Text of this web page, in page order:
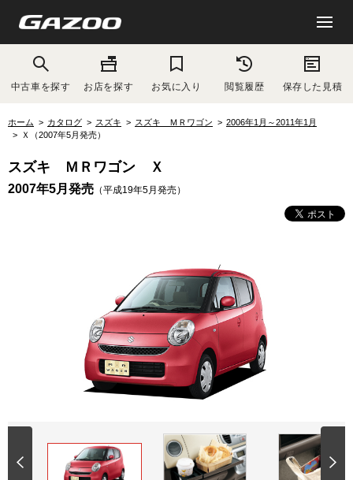
中古車を探す お店を探す お気に入り 閲覧履歴 保存した見積
ホーム カタログ スズキ スズキ ＭＲワゴン
2006年1月～2011年1月
Ｘ（2007年5月発売）
スズキ ＭＲワゴン Ｘ
2007年5月発売 （平成19年5月発売）